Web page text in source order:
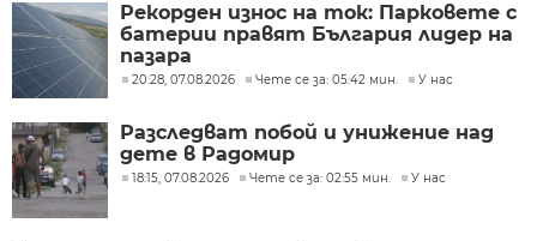
Рекорден износ на ток: Парковете с
батерии правят България лидер на
пазара
20:28, 07.08.2026 Чете се за: 05:42 мин. У нас
Разследват побой и унижение над
дете в Радомир
18:15, 07.08.2026 Чете се за: 02:55 мин. У нас